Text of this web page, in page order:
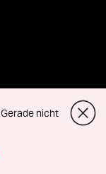
Gerade nicht